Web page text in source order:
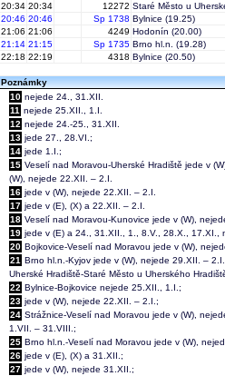
20:34 20:34 12272 Staré Město u
20:46 20:46 Sp 1738 Bylnice (19.25)
21:06 21:06 4249 Hodonín (20.00)
21:14 21:15 Sp 1735 Brno hl.n. (19.28)
22:18 22:19 4318 Bylnice (20.50)
Poznámky
10 nejede 24., 31.XII.
11 nejede 25.XII., 1.I.
12 nejede 24.-25., 31.XII.
13 jede 27., 28.VI.;
14 jede 1.I.;
15 Veselí nad Moravou-Uherské Hradiště jede v
(W), nejede 22.XII. – 2.I.
16 jede v (W), nejede 22.XII. – 2.I.
17 jede v (E), (X) a 22.XII. – 2.I.
18 Veselí nad Moravou-Kunovice jede v (W),
19 jede v (E) a 24., 31.XII., 1., 8.V., 28.X., 17.XI.,
20 Bojkovice-Veselí nad Moravou jede v (W),
21 Brno hl.n.-Kyjov jede v (W), nejede 29.XII. –
Uherské Hradiště-Staré Město u Uherského
22 Bylnice-Bojkovice nejede 25.XII., 1.I.;
23 jede v (W), nejede 22.XII. – 2.I.;
24 Strážnice-Veselí nad Moravou jede v (W),
1.VII. – 31.VIII.;
25 Brno hl.n.-Veselí nad Moravou jede v (W),
26 jede v (E), (X) a 31.XII.;
27 jede v (W), nejede 31.XII.;